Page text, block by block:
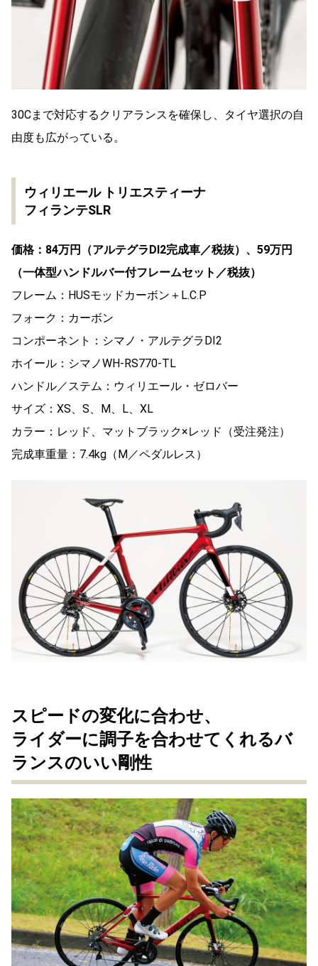
30Cまで対応するクリアランスを確保し、タイヤ選択の自
由度も広がっている。
ウィリエール トリエスティーナ
フィランテSLR
価格：84万円（アルテグラDI2完成車／税抜）、59万円
（一体型ハンドルバー付フレームセット／税抜）
フレーム：HUSモッドカーボン＋L.C.P
フォーク：カーボン
コンポーネント：シマノ・アルテグラDI2
ホイール：シマノWH-RS770-TL
ハンドル／ステム：ウィリエール・ゼロバー
サイズ：XS、S、M、L、XL
カラー：レッド、マットブラック×レッド（受注発注）
完成車重量：7.4kg（M／ペダルレス）
スピードの変化に合わせ、
ライダーに調子を合わせてくれるバ
ランスのいい剛性